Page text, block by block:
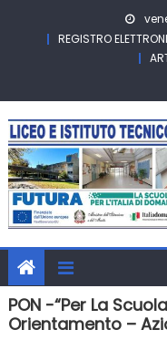
REGISTRO
PON -“Per La
Orientamento –